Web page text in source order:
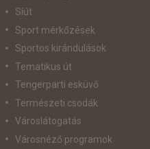
Síút
Sport mérkőzések
Sportos kirándulások
Tematikus út
Tengerparti esküvő
Természeti csodák
Városlátogatás
Városnéző programok